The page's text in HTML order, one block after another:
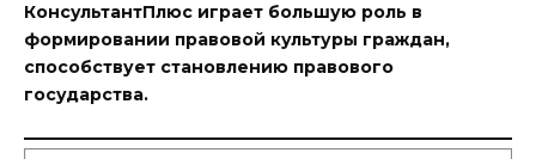
КонсультантПлюс играет большую роль в
формировании правовой культуры граждан,
способствует становлению правового
государства.